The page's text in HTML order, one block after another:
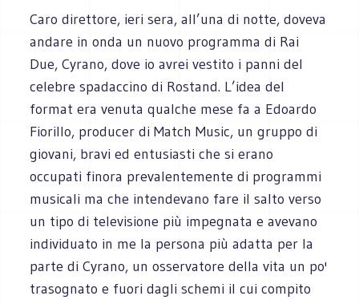
Caro direttore, ieri sera, all’una di notte, doveva
andare in onda un nuovo programma di Rai
Due, Cyrano, dove io avrei vestito i panni del
celebre spadaccino di Rostand. L’idea del
format era venuta qualche mese fa a Edoardo
Fiorillo, producer di Match Music, un gruppo di
giovani, bravi ed entusiasti che si erano
occupati finora prevalentemente di programmi
musicali ma che intendevano fare il salto verso
un tipo di televisione più impegnata e avevano
individuato in me la persona più adatta per la
parte di Cyrano, un osservatore della vita un po'
trasognato e fuori dagli schemi il cui compito